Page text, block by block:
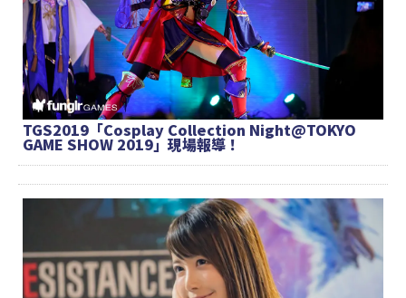
TGS2019「Cosplay Collection Night@TOKYO
GAME SHOW 2019」現場報導！